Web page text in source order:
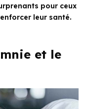
pour ceux
leur santé.
et le